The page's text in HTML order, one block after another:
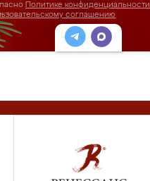
Политике конфиденциальности
соглашению